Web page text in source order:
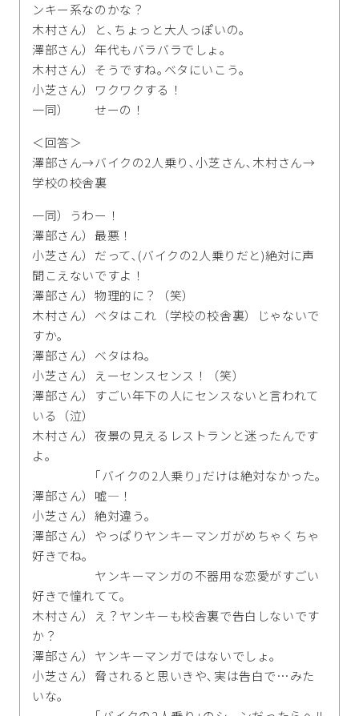
ンキー系なのかな？
木村さん）と､ちょっと大人っぽいの｡
澤部さん）年代もバラバラでしょ｡
木村さん）そうですね｡ベタにいこう｡
小芝さん）ワクワクする！
一同） せーの！
＜回答＞
澤部さん→バイクの2人乗り､小芝さん､木村さん→
学校の校舎裏
一同）うわー！
澤部さん）最悪！
小芝さん）だって､(バイクの2人乗りだと)絶対に声
聞こえないですよ！
澤部さん）物理的に？（笑）
木村さん）ベタはこれ（学校の校舎裏）じゃないで
すか｡
澤部さん）ベタはね｡
小芝さん）えーセンスセンス！（笑）
澤部さん）すごい年下の人にセンスないと言われて
いる（泣）
木村さん）夜景の見えるレストランと迷ったんです
よ｡
｢バイクの2人乗り｣だけは絶対なかった｡
澤部さん）嘘―！
小芝さん）絶対違う｡
澤部さん）やっぱりヤンキーマンガがめちゃくちゃ
好きでね｡
ヤンキーマンガの不器用な恋愛がすごい
好きで憧れてて｡
木村さん）え？ヤンキーも校舎裏で告白しないです
か？
澤部さん）ヤンキーマンガではないでしょ｡
小芝さん）脅されると思いきや､実は告白で…みた
いな｡